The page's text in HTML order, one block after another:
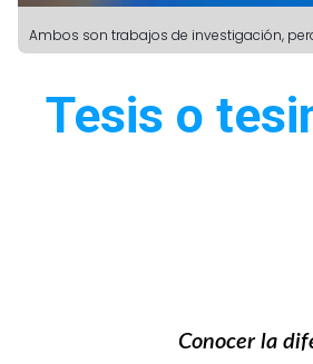
Ambos son trabajos de investigación,
Tesis o
Conocer la